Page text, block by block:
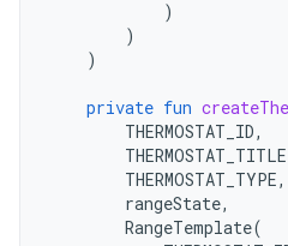
)
)
)
private fun
THERMOSTAT_ID,
THERMOSTAT_TITLE
THERMOSTAT_TYPE,
rangeState,
RangeTemplate(